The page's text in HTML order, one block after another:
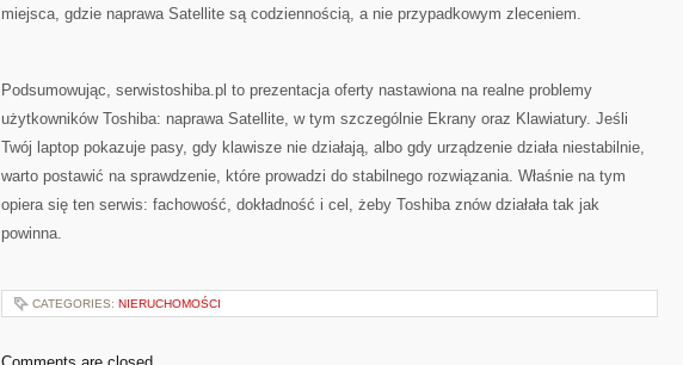
miejsca, gdzie naprawa Satellite są codziennością, a nie przypadkowym zleceniem.
Podsumowując, serwistoshiba.pl to prezentacja oferty nastawiona na realne problemy
użytkowników Toshiba: naprawa Satellite, w tym szczególnie Ekrany oraz Klawiatury. Jeśli
Twój laptop pokazuje pasy, gdy klawisze nie działają, albo gdy urządzenie działa niestabilnie,
warto postawić na sprawdzenie, które prowadzi do stabilnego rozwiązania. Właśnie na tym
opiera się ten serwis: fachowość, dokładność i cel, żeby Toshiba znów działała tak jak
powinna.
CATEGORIES: NIERUCHOMOŚCI